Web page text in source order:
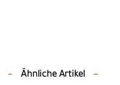
Ähnliche Artikel